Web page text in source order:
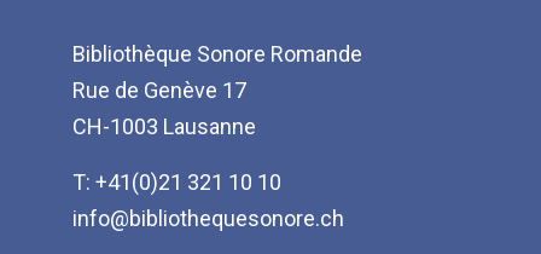
Bibliothèque Sonore Romande
Rue de Genève 17
CH-1003 Lausanne
T: +41(0)21 321 10 10
info@bibliothequesonore.ch